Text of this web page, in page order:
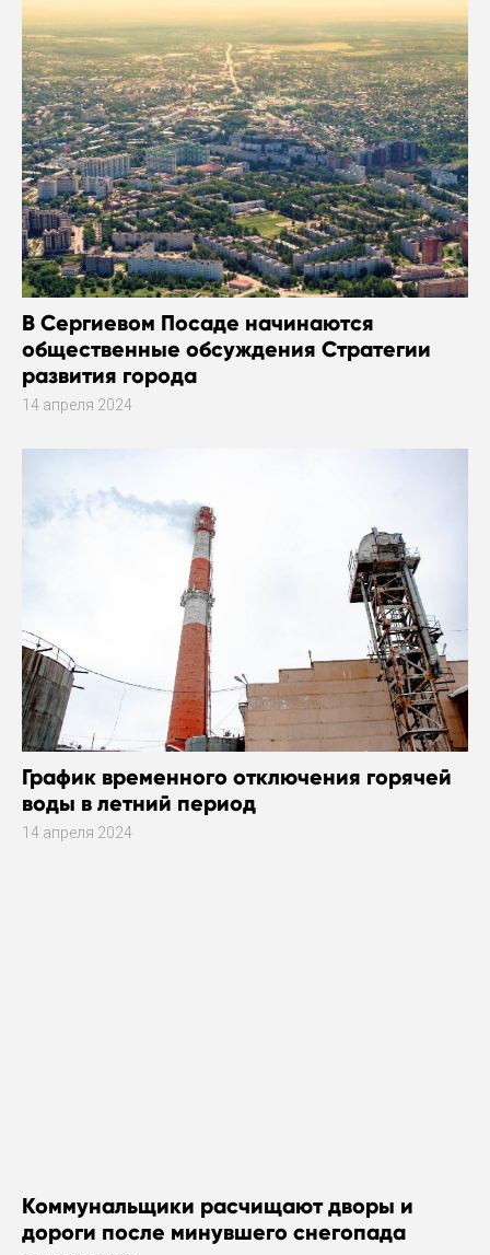
В Сергиевом Посаде начинаются
общественные обсуждения Стратегии
развития города
14 апреля 2024
График временного отключения горячей
воды в летний период
14 апреля 2024
Коммунальщики расчищают дворы и
дороги после минувшего снегопада